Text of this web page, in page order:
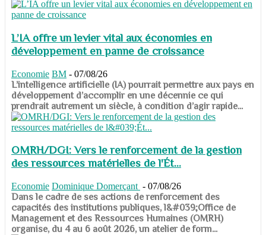
L’IA offre un levier vital aux économies en
développement en panne de croissance
Economie BM - 07/08/26
​​​​​​​L’intelligence artificielle (IA) pourrait permettre aux pays en
développement d’accomplir en une décennie ce qui
prendrait autrement un siècle, à condition d’agir rapide...
OMRH/DGI: Vers le renforcement de la gestion
des ressources matérielles de l'Ét...
Economie Dominique Domerçant - 07/08/26
Dans le cadre de ses actions de renforcement des
capacités des institutions publiques, l&#039;Office de
Management et des Ressources Humaines (OMRH)
organise, du 4 au 6 août 2026, un atelier de form...